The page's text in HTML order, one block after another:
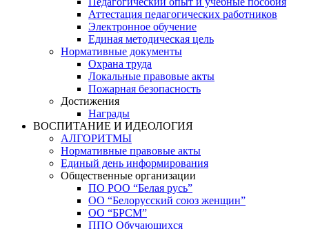
Аттестация педагогических работников
Электронное обучение
Единая методическая цель
Нормативные документы
Охрана труда
Локальные правовые акты
Пожарная безопасность
Достижения
Награды
ВОСПИТАНИЕ И ИДЕОЛОГИЯ
АЛГОРИТМЫ
Нормативные правовые акты
Единый день информирования
Общественные организации
ПО РОО “Белая русь”
ОО “Белорусский союз женщин”
ОО “БРСМ”
ППО Обучающихся